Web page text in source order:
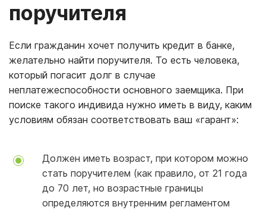
поручителя
Если гражданин хочет получить кредит в банке,
желательно найти поручителя. То есть человека,
который погасит долг в случае
неплатежеспособности основного заемщика. При
поиске такого индивида нужно иметь в виду, каким
условиям обязан соответствовать ваш «гарант»:
Должен иметь возраст, при котором можно
стать поручителем (как правило, от 21 года
до 70 лет, но возрастные границы
определяются внутренним регламентом